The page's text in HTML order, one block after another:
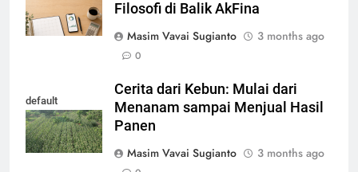
Filosofi di Balik AkFina
Masim Vavai Sugianto
3 months ago
0
default
Cerita dari Kebun: Mulai dari
Menanam sampai Menjual Hasil
Panen
Masim Vavai Sugianto
3 months ago